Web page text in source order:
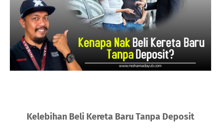
Kelebihan Beli Kereta Baru Tanpa Deposit